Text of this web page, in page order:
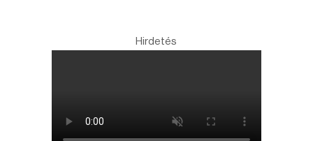
Hirdetés